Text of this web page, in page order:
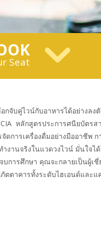
Seat
จับคู่ไวน์กับอาหารได้อย่างลง
หลักสูตรประการศนียบัตรส
ดการเครื่องดื่มอย่างมืออาชีพ ก
งานจริงในแวดวงไวน์ มั่นใจไ
บการศึกษา คุณจะกลายเป็นผู้เ
ตตาคารทั้งระดับไฮเอนด์และ